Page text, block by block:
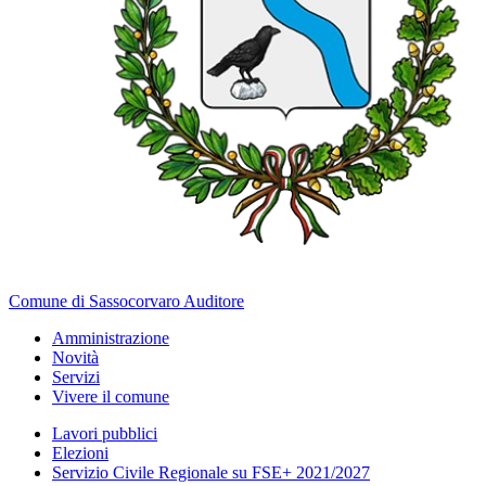
Comune di Sassocorvaro Auditore
Amministrazione
Novità
Servizi
Vivere il comune
Lavori pubblici
Elezioni
Servizio Civile Regionale su FSE+ 2021/2027